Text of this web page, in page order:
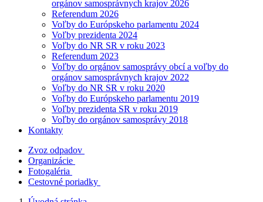
orgánov samosprávnych krajov 2026
Referendum 2026
Voľby do Európskeho parlamentu 2024
Voľby prezidenta 2024
Voľby do NR SR v roku 2023
Referendum 2023
Voľby do orgánov samosprávy obcí a voľby do
orgánov samosprávnych krajov 2022
Voľby do NR SR v roku 2020
Voľby do Európskeho parlamentu 2019
Voľby prezidenta SR v roku 2019
Voľby do orgánov samosprávy 2018
Kontakty
Zvoz odpadov
Organizácie
Fotogaléria
Cestovné poriadky